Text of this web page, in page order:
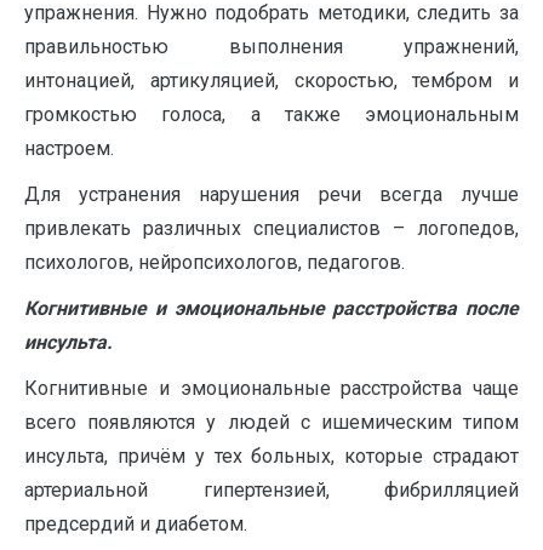
упражнения. Нужно подобрать методики, следить за
правильностью выполнения упражнений,
интонацией, артикуляцией, скоростью, тембром и
громкостью голоса, а также эмоциональным
настроем.
Для устранения нарушения речи всегда лучше
привлекать различных специалистов – логопедов,
психологов, нейропсихологов, педагогов.
Когнитивные и эмоциональные расстройства после
инсульта.
Когнитивные и эмоциональные расстройства чаще
всего появляются у людей с ишемическим типом
инсульта, причём у тех больных, которые страдают
артериальной гипертензией, фибрилляцией
предсердий и диабетом.